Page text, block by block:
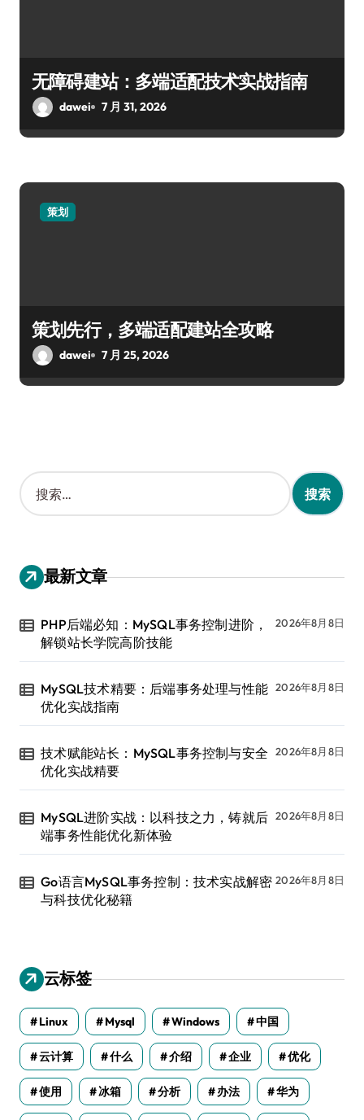
无障碍建站：多端适配技术实战指南
dawei 7 月 31, 2026
策划
策划先行，多端适配建站全攻略
dawei 7 月 25, 2026
搜
索
：
最新文章
PHP后端必知：MySQL事务控制进阶，
解锁站长学院高阶技能
2026年8月8日
MySQL技术精要：后端事务处理与性能
优化实战指南
2026年8月8日
技术赋能站长：MySQL事务控制与安全
优化实战精要
2026年8月8日
MySQL进阶实战：以科技之力，铸就后
端事务性能优化新体验
2026年8月8日
Go语言MySQL事务控制：技术实战解密
与科技优化秘籍
2026年8月8日
云标签
Linux Mysql Windows 中国
云计算 什么 介绍 企业 优化
使用 冰箱 分析 办法 华为